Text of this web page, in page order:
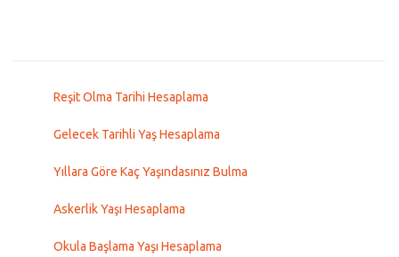
Reşit Olma Tarihi Hesaplama
Gelecek Tarihli Yaş Hesaplama
Yıllara Göre Kaç Yaşındasınız Bulma
Askerlik Yaşı Hesaplama
Okula Başlama Yaşı Hesaplama